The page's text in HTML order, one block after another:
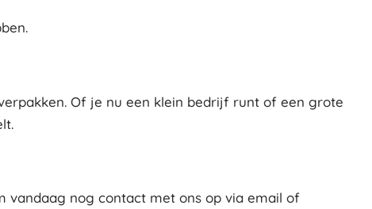
Of je nu een klein bedrijf runt of een grote
vandaag nog contact met ons op via email of